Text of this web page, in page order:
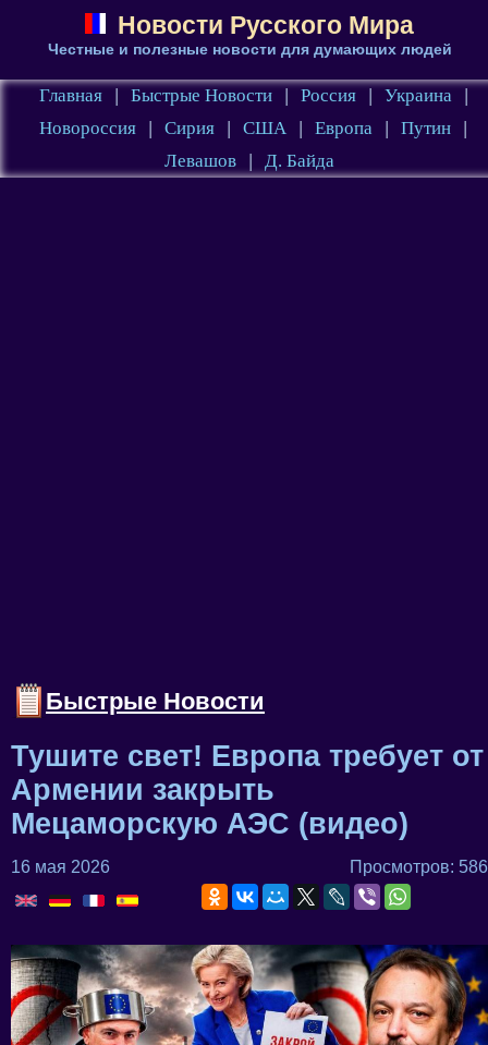
Новости Русского Мира
Честные и полезные новости для думающих людей
Главная | Быстрые Новости | Россия | Украина
|
Новороссия
| Сирия | США | Европа | Путин
|
Левашов
| Д. Байда
Быстрые Новости
Тушите свет! Европа требует от
Армении закрыть
Мецаморскую АЭС (видео)
16 мая 2026 Просмотров: 586